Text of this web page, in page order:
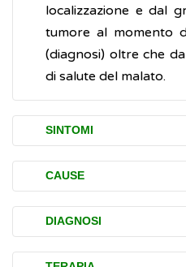
localizzazione e dal
tumore al momento
(diagnosi) oltre che
di salute del malato.
SINTOMI
Timoma e carcinoma
dare alcun
scoperti
tomografia assiale
unaradiografia
CAUSE
Non è ancora nota la
carcinoma timico.
DIAGNOSI